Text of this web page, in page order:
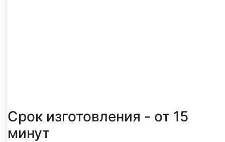
Срок изготовления - от 15
минут